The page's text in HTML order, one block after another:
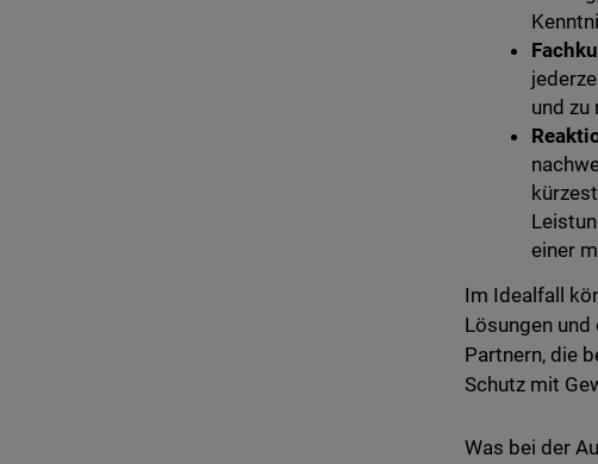
und zu
einer
Im Idealfall
Lösungen
Partnern, die
Schutz mit
Was bei der